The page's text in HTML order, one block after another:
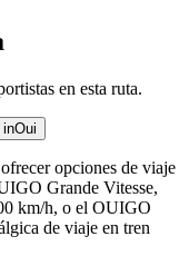
en esta ruta.
opciones de viaje
Grande Vitesse,
km/h, o el OUIGO
de viaje en tren